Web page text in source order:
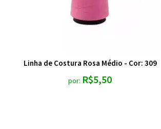
Linha de Costura Rosa Médio - Cor: 309
por: R$5,50